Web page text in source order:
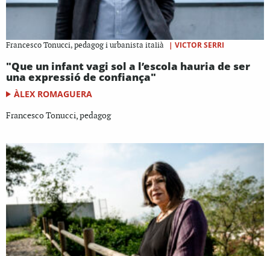
Francesco Tonucci, pedagog i urbanista italià | VICTOR SERRI
"Que un infant vagi sol a l’escola hauria de ser
una expressió de confiança"
ÀLEX ROMAGUERA
Francesco Tonucci, pedagog